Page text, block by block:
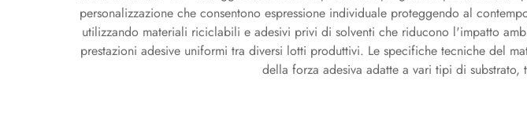
personalizzazione che consentono espressione individuale proteggendo al
utilizzando materiali riciclabili e adesivi privi di solventi che riducono l'impatto
prestazioni adesive uniformi tra diversi lotti produttivi. Le specifiche tecniche del
della forza adesiva adatte a vari tipi di